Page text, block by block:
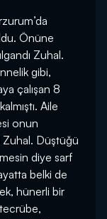
Önüne
Zuhal.
gibi,
çalışan 8
Aile
onun
Zuhal. Düştüğü
diye sarf
belki de
hünerli bir